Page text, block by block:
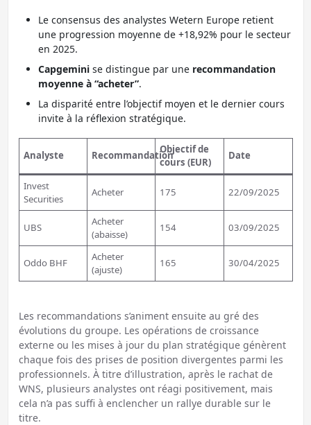
Le consensus des analystes Wetern Europe retient
une progression moyenne de +18,92% pour le secteur
en 2025.
Capgeminise distingue par une recommandation
moyenne à “acheter”.
La disparité entre l’objectif moyen et le dernier cours
invite à la réflexion stratégique.
Analyste RecommandationObjectif de
cours (EUR)
Date
Invest
Securities
Acheter 175 22/09/2025
UBS
Acheter
(abaisse)
154 03/09/2025
Oddo BHF
Acheter
(ajuste)
165 30/04/2025
Les recommandations s’animent ensuite au gré des
évolutions du groupe. Les opérations de croissance
externe ou les mises à jour du plan stratégique génèrent
chaque fois des prises de position divergentes parmi les
professionnels. À titre d’illustration, après le rachat de
WNS, plusieurs analystes ont réagi positivement, mais
cela n’a pas suffi à enclencher un rallye durable sur le
titre.